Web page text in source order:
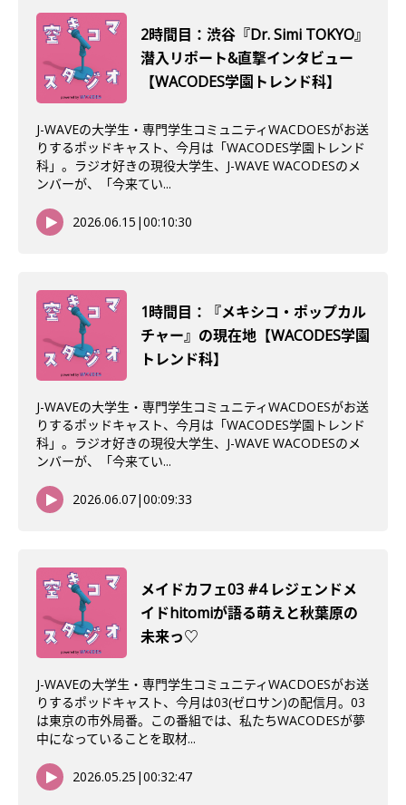
2時間目：渋谷『Dr. Simi TOKYO』
潜入リポート&直撃インタビュー
【WACODES学園トレンド科】
J-WAVEの大学生・専門学生コミュニティWACDOESがお送
りするポッドキャスト、今月は「WACODES学園トレンド
科」。ラジオ好きの現役大学生、J-WAVE WACODESのメ
ンバーが、「今来てい...
2026.06.15 |00:10:30
1時間目：『メキシコ・ポップカル
チャー』の現在地【WACODES学園
トレンド科】
J-WAVEの大学生・専門学生コミュニティWACDOESがお送
りするポッドキャスト、今月は「WACODES学園トレンド
科」。ラジオ好きの現役大学生、J-WAVE WACODESのメ
ンバーが、「今来てい...
2026.06.07|00:09:33
メイドカフェ03 #4 レジェンドメ
イドhitomiが語る萌えと秋葉原の
未来っ♡
J-WAVEの大学生・専門学生コミュニティWACDOESがお送
りするポッドキャスト、今月は03(ゼロサン)の配信月。03
は東京の市外局番。この番組では、私たちWACODESが夢
中になっていることを取材...
2026.05.25 |00:32:47